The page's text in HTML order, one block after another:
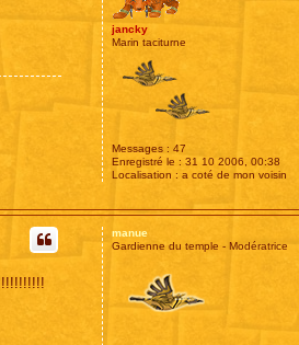
jancky
Marin taciturne
Messages : 47
Enregistré le : 31 10 2006, 00:38
Localisation : a coté de mon voisin
manue
Gardienne du temple - Modératrice